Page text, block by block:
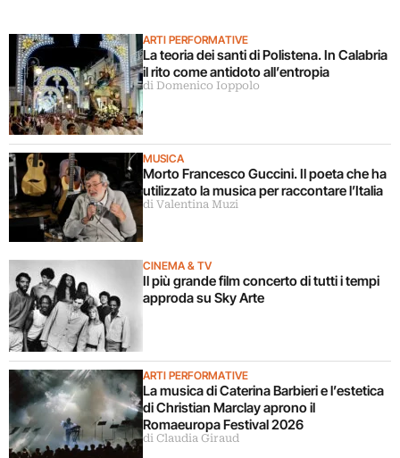
ARTI PERFORMATIVE
La teoria dei santi di Polistena. In Calabria
il rito come antidoto all’entropia
di Domenico Ioppolo
MUSICA
Morto Francesco Guccini. Il poeta che ha
utilizzato la musica per raccontare l’Italia
di Valentina Muzi
CINEMA & TV
Il più grande film concerto di tutti i tempi
approda su Sky Arte
ARTI PERFORMATIVE
La musica di Caterina Barbieri e l’estetica
di Christian Marclay aprono il
Romaeuropa Festival 2026
di Claudia Giraud